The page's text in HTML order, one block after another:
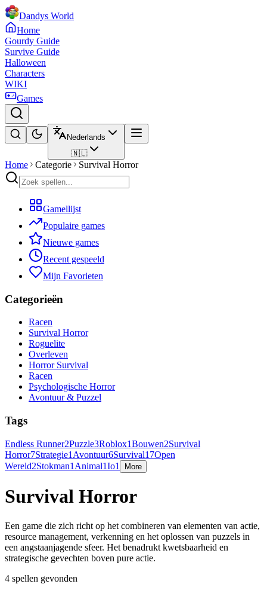
Dandys World
Home
Gourdy Guide
Survive Guide
Halloween
Characters
WIKI
Games
Nederlands
🇳🇱
Home Categorie Survival Horror
Gamellijst
Populaire games
Nieuwe games
Recent gespeeld
Mijn Favorieten
Categorieën
Racen
Survival Horror
Roguelite
Overleven
Horror Survival
Racen
Psychologische Horror
Avontuur & Puzzel
Tags
Endless Runner2Puzzle3Roblox1Bouwen2Survival
Horror7Strategie1 Avontuur6Survival17Open
Wereld2Stokman1 Animal1Io1 More
Survival Horror
Een game die zich richt op het combineren van elementen van actie,
resource management, verkenning en het oplossen van puzzels in
een angstaanjagende sfeer. Het benadrukt kwetsbaarheid en
strategische gevechten boven pure actie.
4 spellen gevonden